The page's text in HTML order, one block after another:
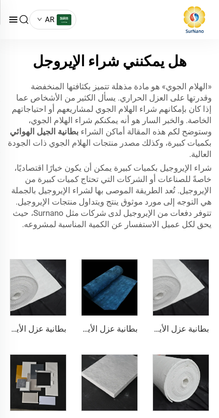
AR
هل يمكنني شراء الإيروجل
«الهلام الجوي» هو مادة مذهلة تتميز بكثافتها المنخفضة
وقدرتها على العزل الحراري. يسأل الكثير من الأشخاص عما
إذا كان بإمكانهم شراء الهلام الجوي لمشاريعهم أو احتياجاتهم
الخاصة. والخبر السار هو أنه يمكنكم شراء الهلام الجوي،
وستوضح لكم هذه المقالة أماكن الشراء بطانية الجيل الهوائي
بكميات كبيرة، وكذلك مصدر منتجات الهلام الجوي ذات الجودة
العالية.
شراء الإيروجيل بكميات كبيرة يمكن أن يكون خيارًا اقتصاديًا،
خاصةً للصناعات أو الشركات التي تحتاج كميات كبيرة من
الإيروجيل. تُعد الطريقة الموصى بها لشراء الإيروجيل بالجملة
هي التوجه إلى مورد موثوق ينتج ويتداول منتجات الإيروجيل.
تتوفر دفعات من الإيروجيل لدى شركات مثل Surnano، حيث
يحق لكل عميل الاستفسار عن الكمية المناسبة لمشروعه.
بطانية عزل الأيروجل 200℃ بطانية عزل الأيروجل 350℃ بطانية عزل الأيروجيل 650℃